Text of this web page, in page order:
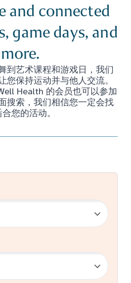
and connected
game days, and
more.
到艺术课程和游戏日，我们
您保持运动并与他人交流。
Health 的会员也可以参加
搜索，我们相信您一定会找
您的活动。